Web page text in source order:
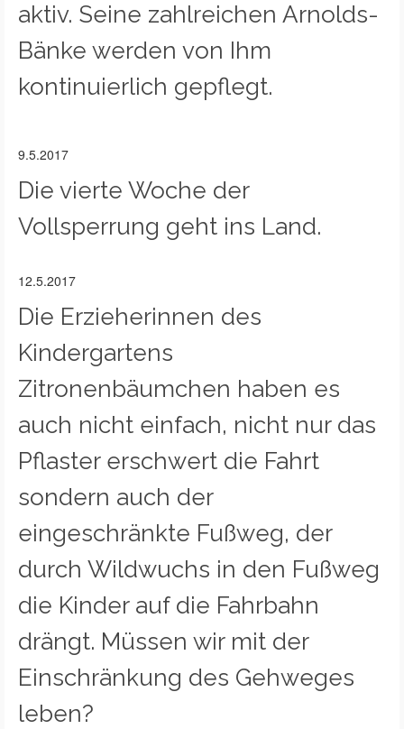
aktiv. Seine zahlreichen Arnolds-
Bänke werden von Ihm
kontinuierlich gepflegt.
9.5.2017
Die vierte Woche der
Vollsperrung geht ins Land.
12.5.2017
Die Erzieherinnen des
Kindergartens
Zitronenbäumchen haben es
auch nicht einfach, nicht nur das
Pflaster erschwert die Fahrt
sondern auch der
eingeschränkte Fußweg, der
durch Wildwuchs in den Fußweg
die Kinder auf die Fahrbahn
drängt. Müssen wir mit der
Einschränkung des Gehweges
leben?